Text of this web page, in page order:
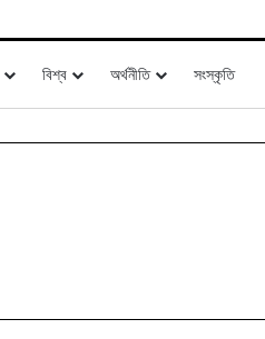
বিশ্ব অর্থনীতি সংস্কৃতি